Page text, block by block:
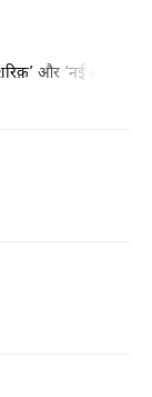
और ‘नई क़द्रें’